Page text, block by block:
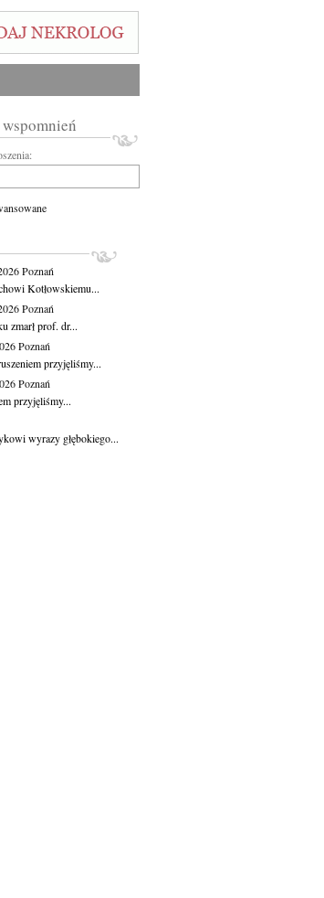
Poznań
Kotłowskiemu...
Poznań
zmarł prof. dr...
Poznań
przyjęliśmy...
Poznań
przyjęliśmy...
wyrazy głębokiego...